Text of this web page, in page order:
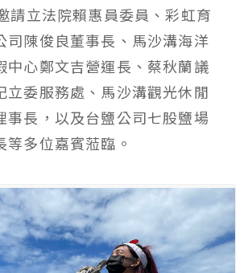
請立法院賴惠員委員、彩虹育
司陳俊良董事長、馬沙溝海洋
中心鄭文吉營運長、蔡秋蘭議
立委服務處、馬沙溝觀光休閒
事長，以及台鹽公司七股鹽場
等多位嘉賓蒞臨。